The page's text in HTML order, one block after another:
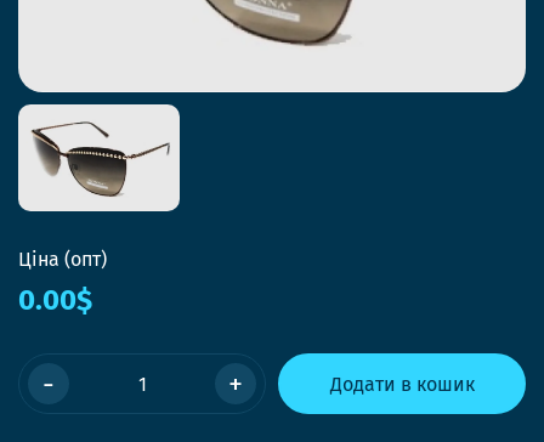
Ціна (опт)
0.00$
- + Додати в кошик